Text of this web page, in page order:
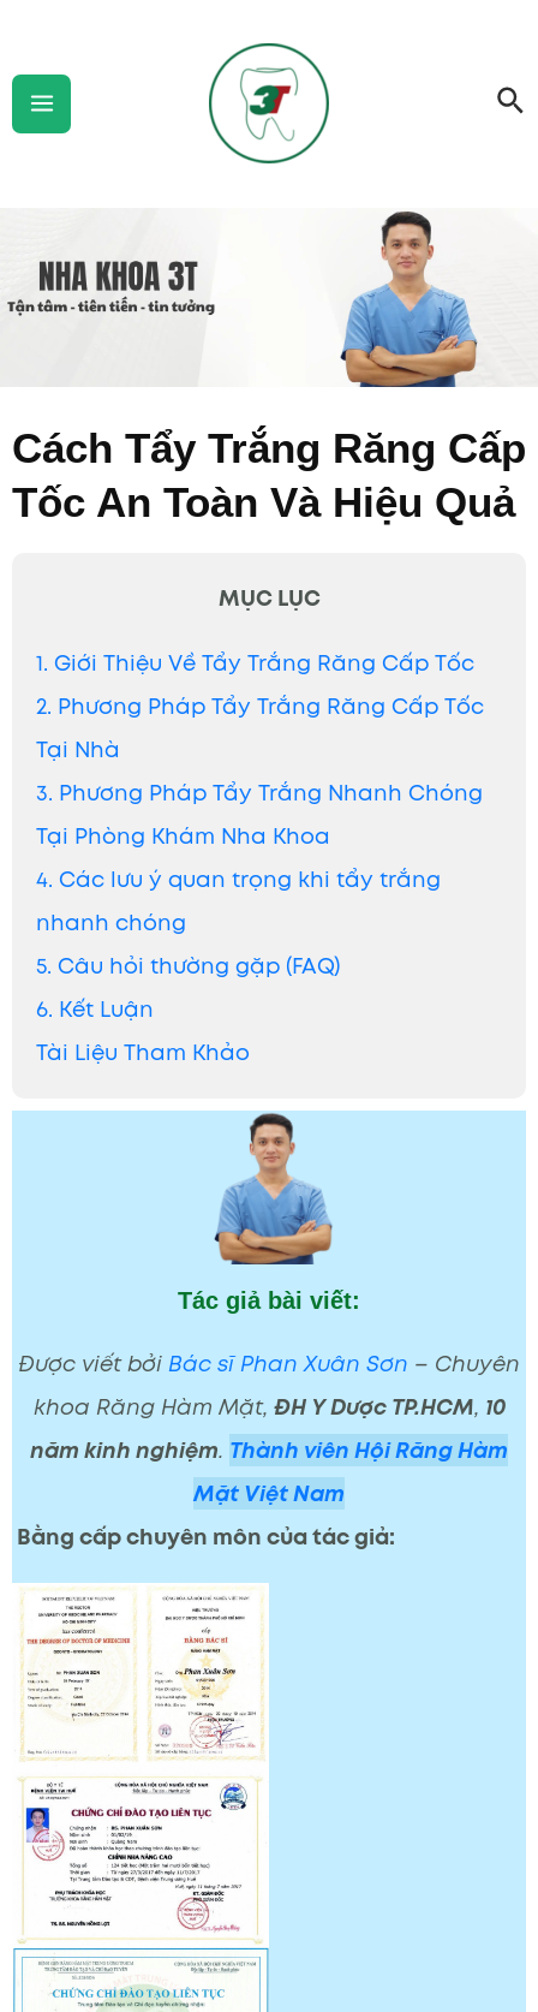
content
Menu
Cách Tẩy Trắng Răng Cấp
Tốc An Toàn Và Hiệu Quả
MỤC LỤC
1. Giới Thiệu Về Tẩy Trắng Răng Cấp Tốc
2. Phương Pháp Tẩy Trắng Răng Cấp Tốc
Tại Nhà
3. Phương Pháp Tẩy Trắng Nhanh Chóng
Tại Phòng Khám Nha Khoa
4. Các lưu ý quan trọng khi tẩy trắng
nhanh chóng
5. Câu hỏi thường gặp (FAQ)
6. Kết Luận
Tài Liệu Tham Khảo
Tác giả bài viết:
Được viết bởiBác sĩ Phan Xuân Sơn – Chuyên
khoa Răng Hàm Mặt, ĐH Y Dược TP.HCM, 10
năm kinh nghiệm. Thành viên Hội Răng Hàm
Mặt Việt Nam
Bằng cấp chuyên môn của tác giả: